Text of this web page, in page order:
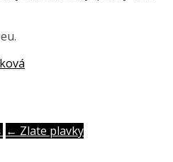
← Zlate plavky